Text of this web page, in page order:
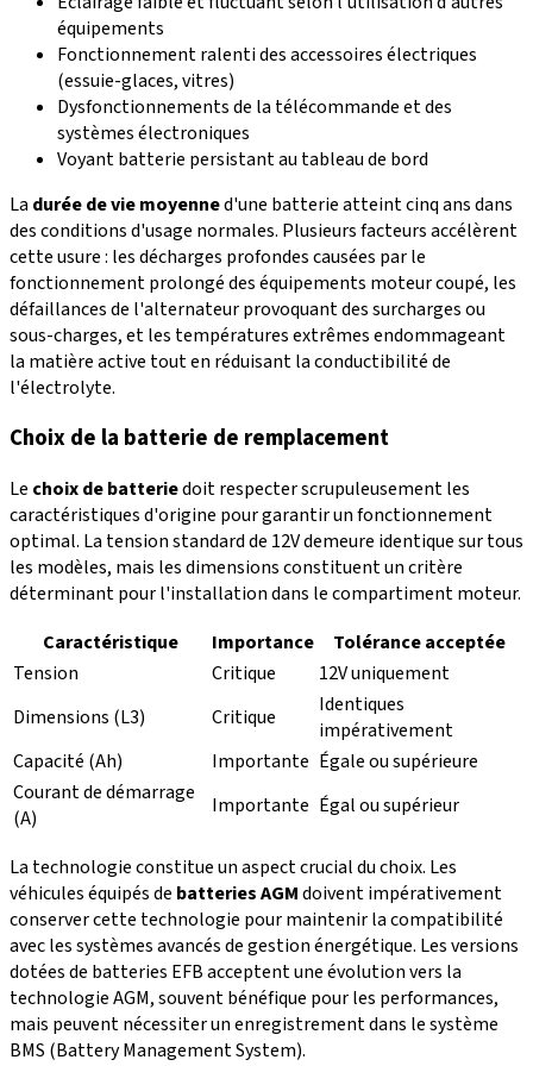
équipements
Fonctionnement ralenti des accessoires électriques
(essuie-glaces, vitres)
Dysfonctionnements de la télécommande et des
systèmes électroniques
Voyant batterie persistant au tableau de bord
La durée de vie moyenned'une batterie atteint cinq ans dans
des conditions d'usage normales. Plusieurs facteurs accélèrent
cette usure : les décharges profondes causées par le
fonctionnement prolongé des équipements moteur coupé, les
défaillances de l'alternateur provoquant des surcharges ou
sous-charges, et les températures extrêmes endommageant
la matière active tout en réduisant la conductibilité de
l'électrolyte.
Choix de la batterie de remplacement
Le choix de batteriedoit respecter scrupuleusement les
caractéristiques d'origine pour garantir un fonctionnement
optimal. La tension standard de 12V demeure identique sur tous
les modèles, mais les dimensions constituent un critère
déterminant pour l'installation dans le compartiment moteur.
Caractéristique
Importance
Tolérance acceptée
Tension
Critique
12V uniquement
Dimensions (L3)
Critique
Identiques
impérativement
Capacité (Ah)
Importante Égale ou supérieure
Courant de démarrage
(A)
Importante Égal ou supérieur
La technologie constitue un aspect crucial du choix. Les
véhicules équipés de batteries AGMdoivent impérativement
conserver cette technologie pour maintenir la compatibilité
avec les systèmes avancés de gestion énergétique. Les versions
dotées de batteries EFB acceptent une évolution vers la
technologie AGM, souvent bénéfique pour les performances,
mais peuvent nécessiter un enregistrement dans le système
BMS (Battery Management System).